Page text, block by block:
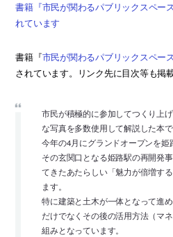
書籍『市民が関わるパブリックスペー
れています
書籍『市民が関わるパブリックスペー
されています。リンク先に目次等も掲
市民が積極的に参加してつくり上
な写真を多数使用して解説した本で
今年の4月にグランドオープンを姫
その玄関口となる姫路駅の再開発
てきたあたらしい「魅力が倍増す
ます。
特に建築と土木が一体となって進
だけでなくその後の活用方法（マ
組みとなっています。